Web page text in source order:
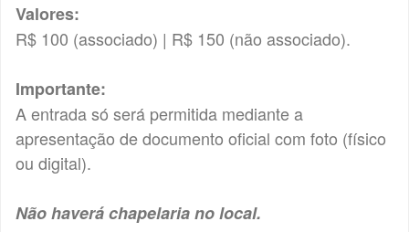
Valores:
R$ 100 (associado) | R$ 150 (não associado).
Importante:
A entrada só será permitida mediante a
apresentação de documento oficial com foto (físico
ou digital).
Não haverá chapelaria no local.